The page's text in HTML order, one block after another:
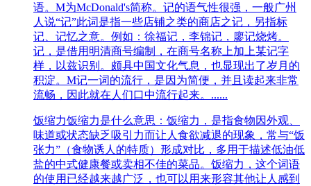
语。M为McDonald's简称。记的语气性很强，一般广州
人说“记”此词是指一些店铺之类的商店之记，另指标
记、记忆之意。例如：徐福记，李锦记，廖记烧烤。
记，是借用明清商号编制，在商号名称上加上某记字
样，以兹识别。颇具中国文化气息，也显现出了岁月的
积淀。M记一词的流行，是因为简便，并且读起来非常
流畅，因此就在人们口中流行起来。......
饭缩力饭缩力是什么意思：饭缩力，是指食物因外观、
味道或状态缺乏吸引力而让人食欲减退的现象‌，常与“饭
张力”（食物诱人的特质）形成对比，多用于描述低油低
盐的中式健康餐或卖相不佳的菜品。‌‌‌‌饭缩力，这个词语
的使用已经越来越广泛，也可以用来形容其他让人感到